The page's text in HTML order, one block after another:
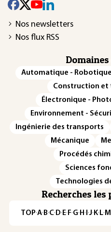
Nos newsletters
Nos flux RSS
Automatique - Robotique
Construction et
Électronique -
Environnement -
Ingénierie des transports
Mécanique
Procédés
Sciences
Technologies
Recherches
TOP·A·B·C· D· E· F·G· H · ·J· K· L· M